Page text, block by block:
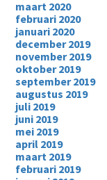
maart 2020
februari 2020
januari 2020
december 2019
november 2019
oktober 2019
september 2019
augustus 2019
juli 2019
juni 2019
mei 2019
april 2019
maart 2019
februari 2019